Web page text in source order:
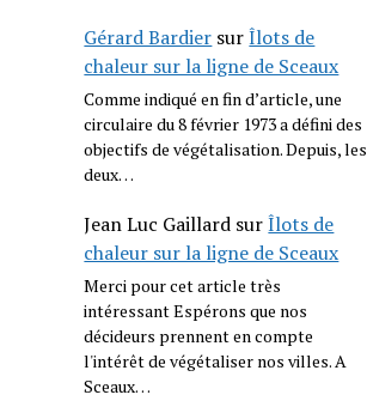
Gérard Bardier surÎlots de
chaleur sur la ligne de Sceaux
Comme indiqué en fin d’article, une
circulaire du 8 février 1973 a défini des
objectifs de végétalisation. Depuis, les
deux…
Jean Luc Gaillard surÎlots de
chaleur sur la ligne de Sceaux
Merci pour cet article très
intéressant Espérons que nos
décideurs prennent en compte
l'intérêt de végétaliser nos villes. A
Sceaux…